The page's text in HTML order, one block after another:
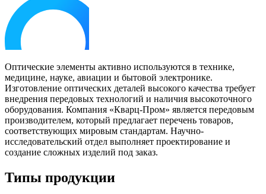
Оптические элементы активно используются в технике,
медицине, науке, авиации и бытовой электронике.
Изготовление оптических деталей высокого качества требует
внедрения передовых технологий и наличия высокоточного
оборудования. Компания «Кварц-Пром» является передовым
производителем, который предлагает перечень товаров,
соответствующих мировым стандартам. Научно-
исследовательский отдел выполняет проектирование и
создание сложных изделий под заказ.
Типы продукции